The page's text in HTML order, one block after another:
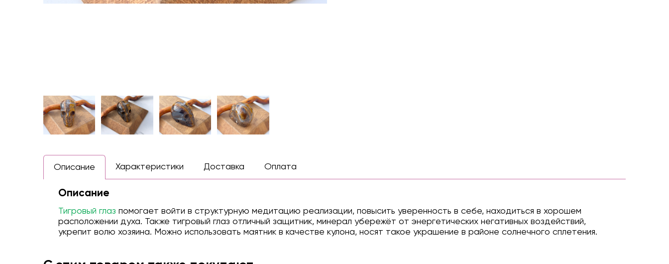
Описание Характеристики Доставка Оплата
Описание
Тигровый глаз помогает войти в структурную медитацию реализации, повысить уверенность в себе, находиться в хорошем
расположении духа. Также тигровый глаз отличный защитник, минерал убережёт от энергетических негативных воздействий,
укрепит волю хозяина. Можно использовать маятник в качестве кулона, носят такое украшение в районе солнечного сплетения.